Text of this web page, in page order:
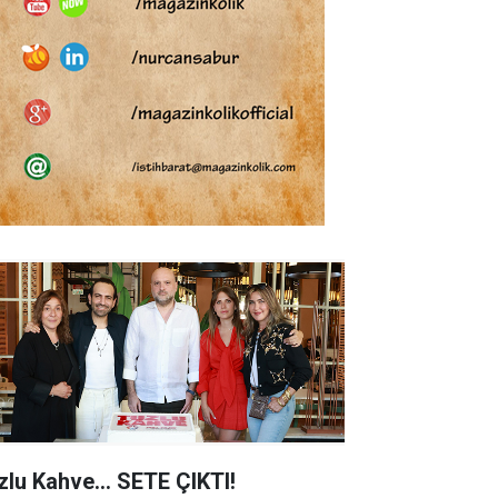
Kahve... SETE ÇIKTI!